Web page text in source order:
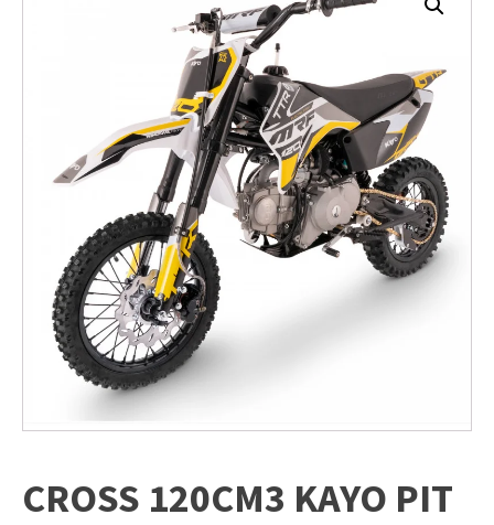
CROSS 120CM3 KAYO PIT